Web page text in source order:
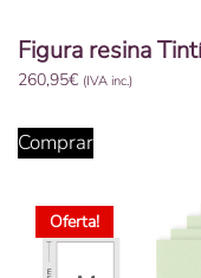
Figura resina
260,95€ (IVA inc.)
Comprar
Oferta!